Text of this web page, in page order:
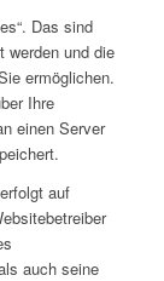
Das sind
werden und die
ermöglichen.
Ihre
einen Server
auf
auch seine